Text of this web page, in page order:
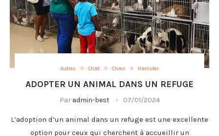
Autres Chat Chien Hamster
ADOPTER UN ANIMAL DANS UN REFUGE
Par admin-best 07/01/2024
L’adoption d’un animal dans un refuge est une excellente
option pour ceux qui cherchent à accueillir un